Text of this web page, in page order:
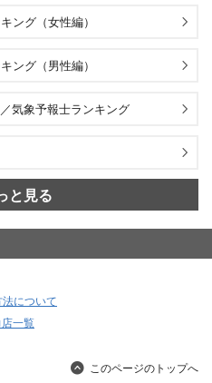
ング（女性編）
ング（男性編）
気象予報士ランキング
と見る
について
一覧
このページのトップへ